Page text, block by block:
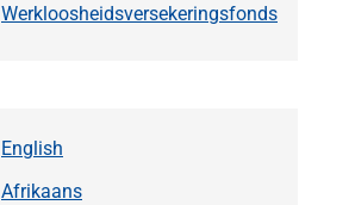
Werkloosheidsversekeringsfonds
English
Afrikaans